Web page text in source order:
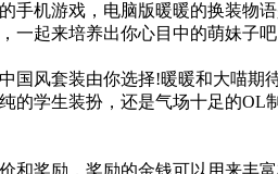
机游戏，电脑版暖暖的换装物
一起来培养出你心目中的萌妹子吧
风套装由你选择!暖暖和大喵期
的学生装扮，还是气场十足的
奖励，奖励的金钱可以用来丰